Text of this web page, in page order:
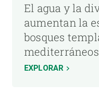
El agua y la
aumentan la
bosques
mediterráneos
EXPLORAR